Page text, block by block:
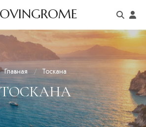
Главная Тоскана
ТОСКАНА